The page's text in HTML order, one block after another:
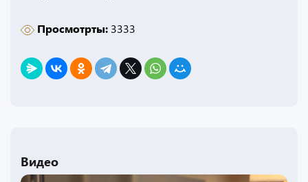
Просмотрты: 3333
Видео